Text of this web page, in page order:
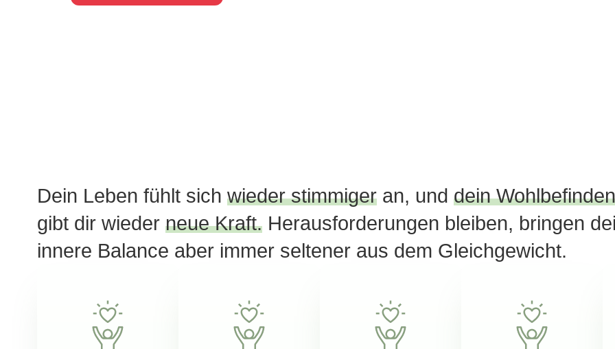
Dein Leben fühlt sich wieder stimmigeran, und dein Wohlbefinden
gibt dir wieder neue Kraft.Herausforderungen bleiben, bringen
innere Balance aber immer seltener aus dem Gleichgewicht.